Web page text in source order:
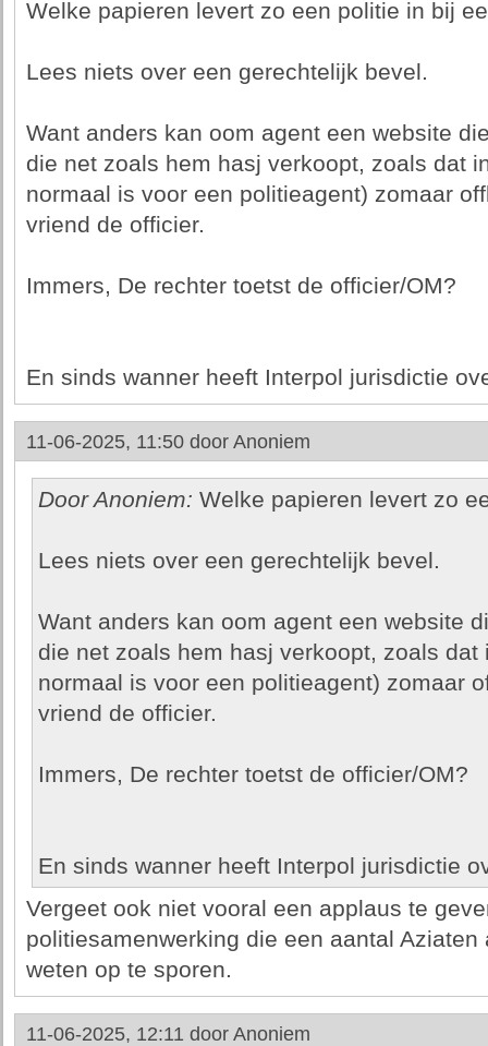
Welke papieren levert zo een politie in bij
Lees niets over een gerechtelijk bevel.
Want anders kan oom agent een website
die net zoals hem hasj verkoopt, zoals dat
normaal is voor een politieagent) zomaar
vriend de officier.
Immers, De rechter toetst de officier/OM?
En sinds wanner heeft Interpol jurisdictie
11-06-2025, 11:50 door Anoniem
Door Anoniem: Welke papieren levert zo
Lees niets over een gerechtelijk bevel.
Want anders kan oom agent een website
die net zoals hem hasj verkoopt, zoals
normaal is voor een politieagent) zomaar
vriend de officier.
Immers, De rechter toetst de officier/OM?
En sinds wanner heeft Interpol jurisdictie
Vergeet ook niet vooral een applaus te
politiesamenwerking die een aantal
weten op te sporen.
11-06-2025, 12:11 door Anoniem